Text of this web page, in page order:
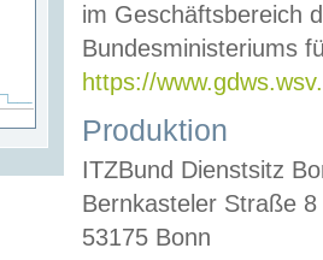
im Geschäftsbereich
Bundesministeriums
https://
Produktion
ITZBund Dienstsitz
Bernkasteler Straße 8
53175 Bonn